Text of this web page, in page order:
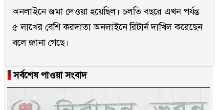
অনলাইনে জমা দেওয়া হয়েছিল। চলতি বছরে এখন পর্যন্ত
৫ লাখের বেশি করদাতা অনলাইনে রিটার্ন দাখিল করেছেন
বলে জানা গেছে।
▐সর্বশেষ পাওয়া সংবাদ